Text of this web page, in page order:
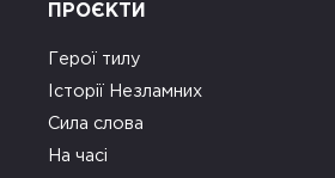
ПРОЄКТИ
Герої тилу
Історії Незламних
Сила слова
На часі